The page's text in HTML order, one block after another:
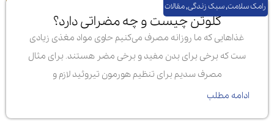
رامک سلامت,سبک زندگی,مقالات
گلوتن چیست و چه مضراتی دارد؟
غذاهایی که ما روزانه مصرف می‌کنیم حاوی مواد مغذی زیادی
ست که برخی برای بدن مفید و برخی مضر هستند. برای مثال
مصرف سدیم برای تنظیم هورمون تیروئید لازم و
ادامه مطلب